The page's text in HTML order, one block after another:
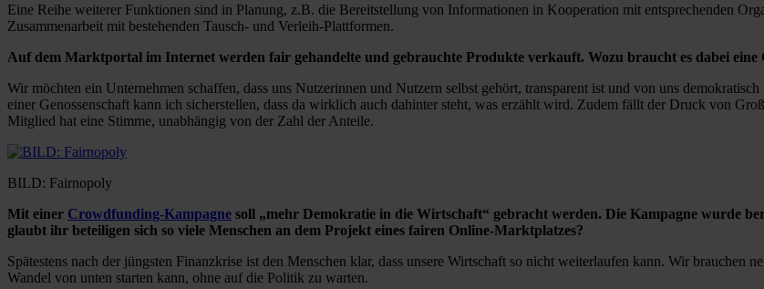
Eine Reihe weiterer Funktionen sind in Planung, z.B. die Bereitstellung von Informationen in Kooperation mit entsprechenden
Zusammenarbeit mit bestehenden Tausch- und Verleih-Plattformen.
Auf dem Marktportal im Internet werden fair gehandelte und gebrauchte Produkte verkauft. Wozu braucht es dabei eine
Wir möchten ein Unternehmen schaffen, dass uns Nutzerinnen und Nutzern selbst gehört, transparent ist und von uns
einer Genossenschaft kann ich sicherstellen, dass da wirklich auch dahinter steht, was erzählt wird. Zudem fällt der Druck von
Mitglied hat eine Stimme, unabhängig von der Zahl der Anteile.
BILD: Fairnopoly
Mit einer Crowdfunding-Kampagne soll „mehr Demokratie in die Wirtschaft“ gebracht werden. Die Kampagne wurde
glaubt ihr beteiligen sich so viele Menschen an dem Projekt eines fairen Online-Marktplatzes?
Spätestens nach der jüngsten Finanzkrise ist den Menschen klar, dass unsere Wirtschaft so nicht weiterlaufen kann. Wir
Wandel von unten starten kann, ohne auf die Politik zu warten.